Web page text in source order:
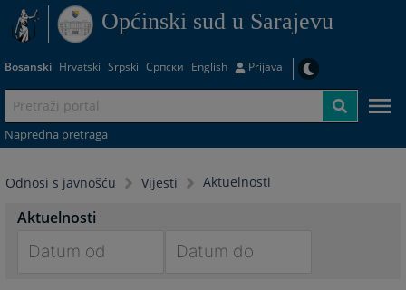
Općinski sud u Sarajevu
Bosanski Hrvatski Srpski Српски English Prijava
Napredna pretraga
Odnosi s javnošću Vijesti Aktuelnosti
Aktuelnosti